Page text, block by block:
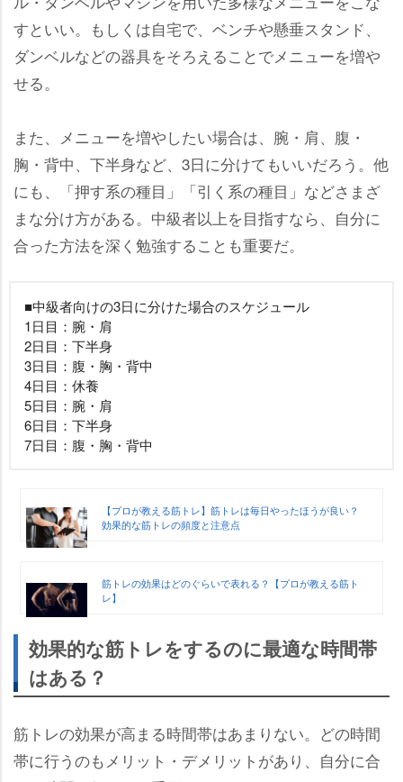
すといい。もしくは自宅で、ベンチや懸垂スタンド、
ダンベルなどの器具をそろえることでメニューを増
せる。
また、メニューを増やしたい場合は、腕・肩、腹・
胸・背中、下半身など、3日に分けてもいいだろう。他
にも、「押す系の種目」「引く系の種目」などさまざ
まな分け方がある。中級者以上を目指すなら、自分に
合った方法を深く勉強することも重要だ。
■中級者向けの3日に分けた場合のスケジュール
1日目：腕・肩
2日目：下半身
3日目：腹・胸・背中
4日目：休養
5日目：腕・肩
6日目：下半身
7日目：腹・胸・背中
【プロが教える筋トレ】筋トレは毎日やったほうが良い？
効果的な筋トレの頻度と注意点
筋トレの効果はどのぐらいで表れる？【プロが教える筋ト
レ】
効果的な筋トレをするのに最適な時間帯
はある？
筋トレの効果が高まる時間帯はあまりない。どの時間
帯に行うのもメリット・デメリットがあり、自分に合